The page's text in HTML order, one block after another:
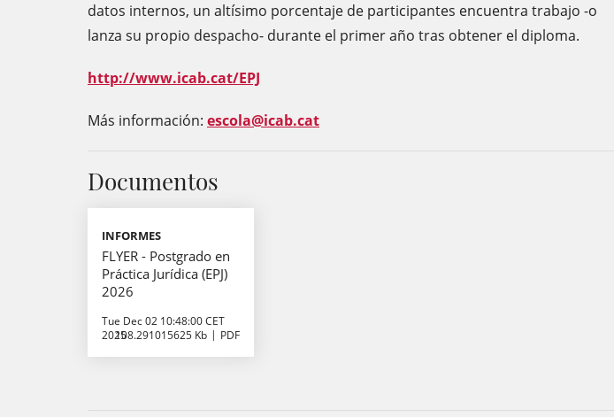
datos internos, un altísimo porcentaje de participantes encuentra trabajo -o
lanza su propio despacho- durante el primer año tras obtener el diploma.
http://www.icab.cat/EPJ
Más información: escola@icab.cat
Documentos
INFORMES
FLYER - Postgrado en
Práctica Jurídica (EPJ)
2026
Tue Dec 02 10:48:00 CET
2025108.291015625 Kb PDF